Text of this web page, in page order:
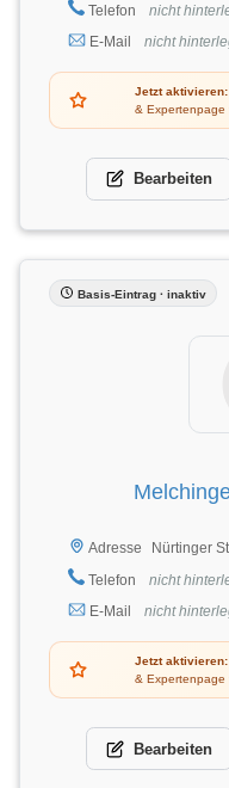
Telefon
nicht
E-Mail
nicht
Jetzt aktivieren:
& Expertenpage
Bearbeiten
Basis-Eintrag · inaktiv
Adresse
Nürtinger
Telefon
nicht
E-Mail
nicht
Jetzt aktivieren:
& Expertenpage
Bearbeiten